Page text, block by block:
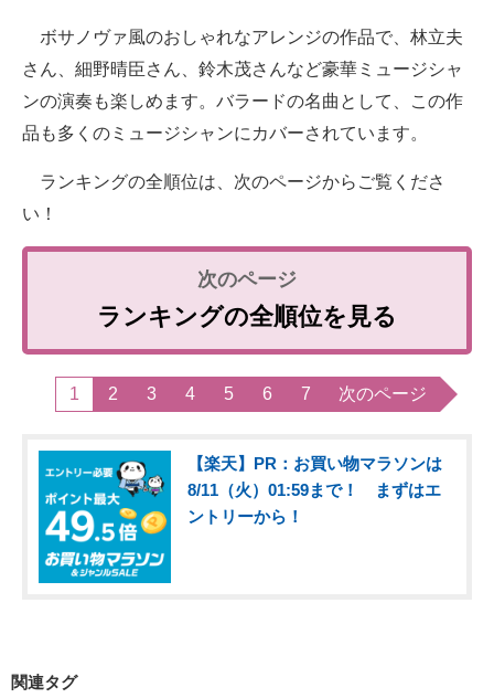
ボサノヴァ風のおしゃれなアレンジの作品で、林立夫
さん、細野晴臣さん、鈴木茂さんなど豪華ミュージシャ
ンの演奏も楽しめます。バラードの名曲として、この作
品も多くのミュージシャンにカバーされています。
ランキングの全順位は、次のページからご覧くださ
い！
ランキングの全順位を見る
1 2 3 4 5 6 7 次のページ
【楽天】PR：お買い物マラソンは
8/11（火）01:59まで！ まずはエ
ントリーから！
関連タグ